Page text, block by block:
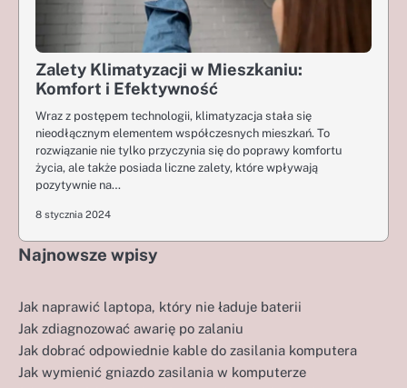
Zalety Klimatyzacji w Mieszkaniu:
Komfort i Efektywność
Wraz z postępem technologii, klimatyzacja stała się
nieodłącznym elementem współczesnych mieszkań. To
rozwiązanie nie tylko przyczynia się do poprawy komfortu
życia, ale także posiada liczne zalety, które wpływają
pozytywnie na…
8 stycznia 2024
Najnowsze wpisy
Jak naprawić laptopa, który nie ładuje baterii
Jak zdiagnozować awarię po zalaniu
Jak dobrać odpowiednie kable do zasilania komputera
Jak wymienić gniazdo zasilania w komputerze